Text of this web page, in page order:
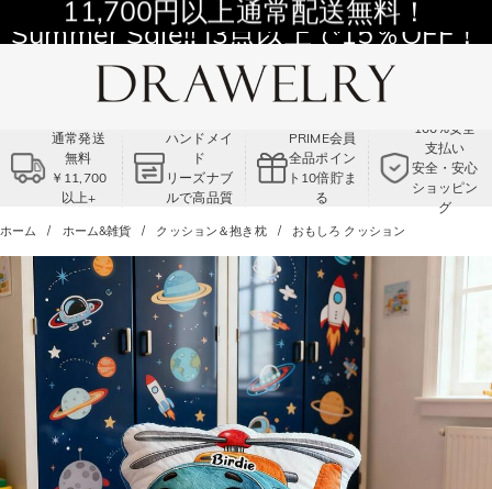
11,700円以上通常配送無料！
Summer Sale!! |3点以上で15％OFF！
コード:VS2
通常発送
無料
￥11,700
以上+
ハンドメイ
ド
リーズナブ
ルで高品質
PRIME会員
全品ポイン
ト10倍貯ま
る
100%安全
支払い
安全・安心
ショッピン
グ
ホーム ホーム&雑貨 クッション＆抱き枕 おもしろ クッション